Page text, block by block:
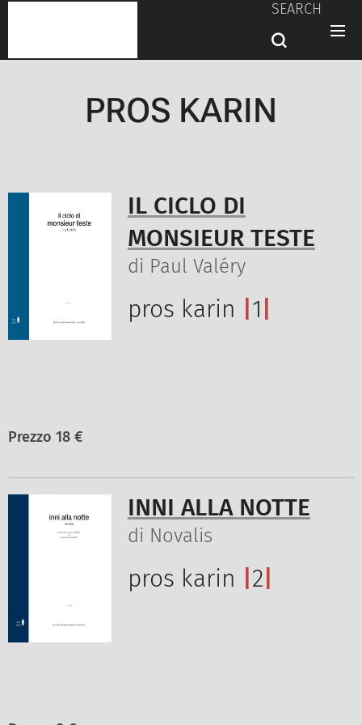
SEARCH
PROS KARIN
IL CICLO DI
MONSIEUR TESTE
di Paul Valéry
pros karin 1
Prezzo 18 €
INNI ALLA NOTTE
di Novalis
pros karin 2